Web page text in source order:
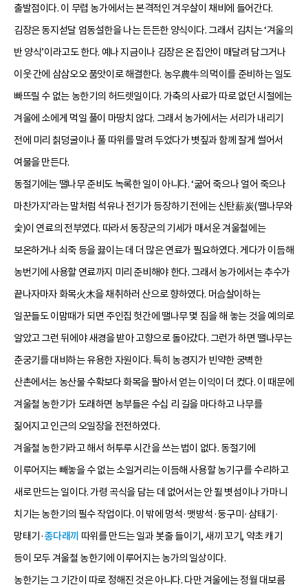
출발점이다. 이 무렵 농가에서는 본격적인 겨우살이 채비에 들어간다.
김장은 동지섣달 엄동설한을 나는 든든한 양식이다. 그래서 김치는 ‘겨울의
반 양식’이라고도 한다. 예나 지금이나 김장은 온 집안이 매달려 담그거나
이웃 간에 삼삼오오 품앗이로 해결한다. 농우農牛의 먹이를 준비하는 일도
빠뜨릴 수 없는 농한기의 허드렛일이다. 가축의 사료가 따로 없던 시절에는
겨울에 소에게 먹일 풀이 마땅치 않다. 그래서 농가에서는 서리가 내리기
전에 미리 칡덩굴이나 풀 따위를 말려 두었다가 볏짚과 함께 잘게 썰어서
여물을 만든다.
동절기에는 땔나무 준비도 녹록한 일이 아니다. ‘굶어 죽으나 얼어 죽으나
마찬가지’라는 말처럼 석유나 전기가 등장하기 전에는 신탄薪炭(땔나무와
숯)이 연료의 전부였다. 따라서 동장군의 기세가 매서운 겨울철에는
보온하거나 쇠죽 등을 끓이는 데 더 많은 연료가 필요하였다. 게다가 이듬해
농번기에 사용할 연료까지 미리 준비해야 한다. 그래서 농가에서는 추수가
끝나자마자 화목火木을 채취하러 산으로 향하였다. 머슴살이하는
일꾼들도 이맘때가 되면 주인집 헛간에 땔나무 몇 짐을 해 놓는 것을 예의로
알았고 그런 뒤에야 새경을 받아 고향으로 돌아갔다. 그런가 하면 땔나무는
춘궁기를 대비하는 유용한 자원이다. 특히 농경지가 빈약한 궁벽한
산촌에서는 농산물 수확보다 화목을 팔아서 얻는 이익이 더 컸다. 이 때문에
겨울철 농한기가 도래하면 농부들은 수십 리 길을 마다하고 나무를
짊어지고 인근의 오일장을 전전하였다.
겨울철 농한기라고 해서 허투루 시간을 쓰는 법이 없다. 동절기에
이루어지는 빼놓을 수 없는 소일거리는 이듬해 사용할 농기구를 수리하고
새로 만드는 일이다. 가령 곡식을 담는 데 없어서는 안 될 볏섬이나 가마니
치기는 농한기의 필수 작업이다. 이 밖에 멍석·맷방석·둥구미·삼태기·
망태기·종다래끼 따위를 만드는 일과 봇줄 들이기, 새끼 꼬기, 약초 캐기
등이 모두 겨울철 농한기에 이루어지는 농가의 일상이다.
농한기는 그 기간이 따로 정해진 것은 아니다. 다만 겨울에는 정월 대보름